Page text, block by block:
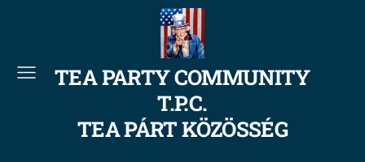
TEA PARTY COMMUNITY
T.P.C.
TEA PÁRT KÖZÖSSÉG